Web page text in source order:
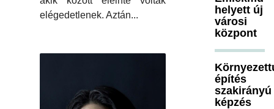
elégedetlenek. Aztán...
helyett új
városi
központ
építés
szakirányú
képzés